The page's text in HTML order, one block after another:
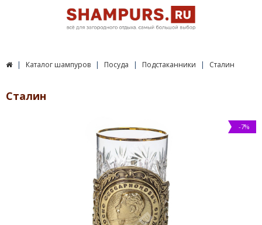
Каталог шампуров Посуда Подстаканники Сталин
Сталин
-7%